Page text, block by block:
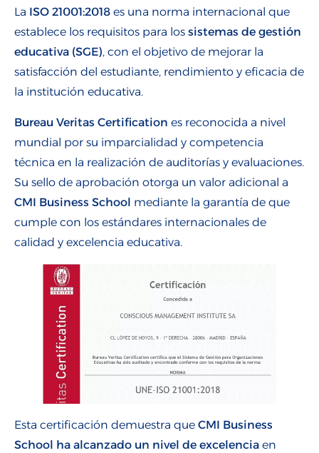
La ISO 21001:2018 es una norma internacional que
establece los requisitos para los sistemas de gestión
educativa (SGE), con el objetivo de mejorar la
satisfacción del estudiante, rendimiento y eficacia de
la institución educativa.
Bureau Veritas Certification es reconocida a nivel
mundial por su imparcialidad y competencia
técnica en la realización de auditorías y evaluaciones.
Su sello de aprobación otorga un valor adicional a
CMI Business School mediante la garantía de que
cumple con los estándares internacionales de
calidad y excelencia educativa.
Esta certificación demuestra que CMI Business
School ha alcanzado un nivel de excelencia en